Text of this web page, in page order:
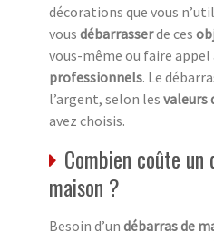
décorations que vous
vous débarrasserde ces
vous-même ou faire appel
professionnels. Le
l’argent, selon les valeurs
avez choisis.
Combien coûte un
maison ?
Besoin d’un débarras de